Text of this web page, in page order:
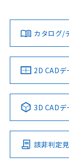
ダウンロードデ
みください。
ソフトウェアの使
対応済み
中国 RoHS 注
Pb
LR型式承認
（イギリス
船舶規格）
No
その他
カタログ/
2D CADデ
3D CADデ
該非判定